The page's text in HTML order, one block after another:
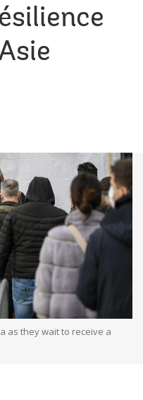
as they wait to receive a